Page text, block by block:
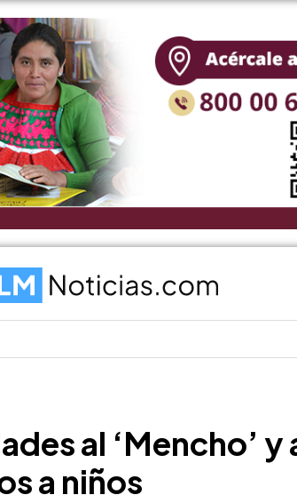
al ‘Mencho’ y
a niños